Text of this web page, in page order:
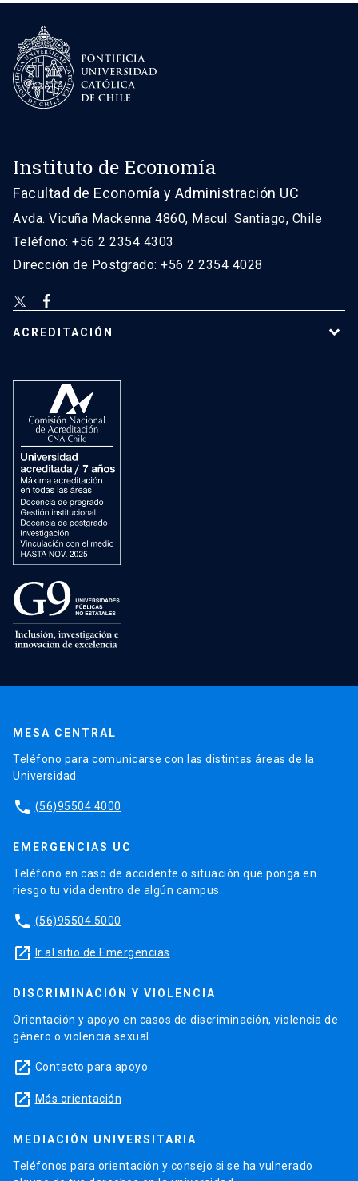
Instituto de Economía
Facultad de Economía y Administración UC
Avda. Vicuña Mackenna 4860, Macul. Santiago, Chile
Teléfono: +56 2 2354 4303
Dirección de Postgrado: +56 2 2354 4028
ACREDITACIÓN
MESA CENTRAL
Teléfono para comunicarse con las distintas áreas de la
Universidad.
phone (56)95504 4000
EMERGENCIAS UC
Teléfono en caso de accidente o situación que ponga en
riesgo tu vida dentro de algún campus.
phone (56)95504 5000
launch Ir al sitio de Emergencias
DISCRIMINACIÓN Y VIOLENCIA
Orientación y apoyo en casos de discriminación, violencia de
género o violencia sexual.
launch Contacto para apoyo
launch Más orientación
MEDIACIÓN UNIVERSITARIA
Teléfonos para orientación y consejo si se ha vulnerado